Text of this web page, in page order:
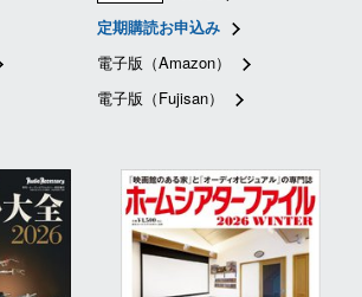
定期購読お申込み
電子版（Amazon）
電子版（Fujisan）